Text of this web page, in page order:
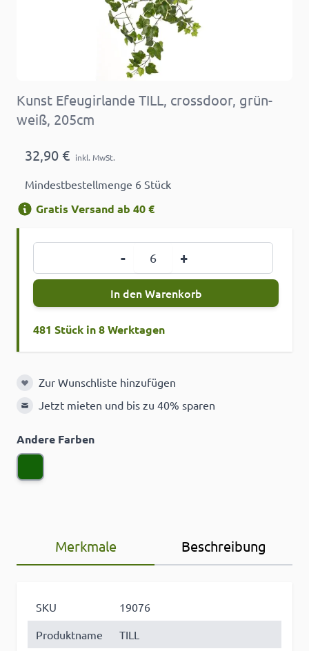
Kunst Efeugirlande TILL, crossdoor, grün-
weiß, 205cm
32,90 € inkl. MwSt.
Mindestbestellmenge 6 Stück
Gratis Versand ab 40 €
- +
In den Warenkorb
481 Stück in 8 Werktagen
Zur Wunschliste hinzufügen
Zur Wunschliste hinzufügen
Jetzt mieten und bis zu 40% sparen
Andere Farben
Merkmale Beschreibung
SKU
19076
Produktname
TILL